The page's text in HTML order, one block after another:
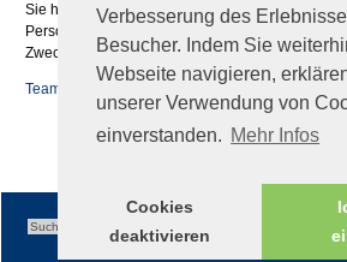
Verbesserung des
Besucher. Indem Sie
Webseite navigieren,
unserer Verwendung von
einverstanden. Mehr Infos
Cookies
deaktivieren
Sie haben jederzeit das Recht auf Auskunft über
Person gespeicherten Daten, deren Herkunft und
Zweck der Speicherung
Teamviewer QS
fileadmin/